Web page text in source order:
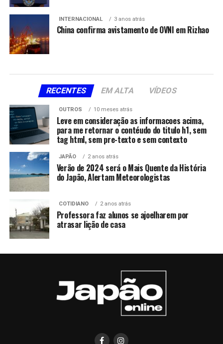
INTERNACIONAL 3 anos atrás
China confirma avistamento de OVNI em Rizhao
RECENTES EM ALTA VÍDEOS
OUTROS 10 meses atrás
Leve em consideração as informacoes acima,
para me retornar o contéudo do titulo h1, sem
tag html, sem pre-texto e sem contexto
JAPÃO 2 anos atrás
Verão de 2024 será o Mais Quente da História
do Japão, Alertam Meteorologistas
COTIDIANO 2 anos atrás
Professora faz alunos se ajoelharem por
atrasar lição de casa